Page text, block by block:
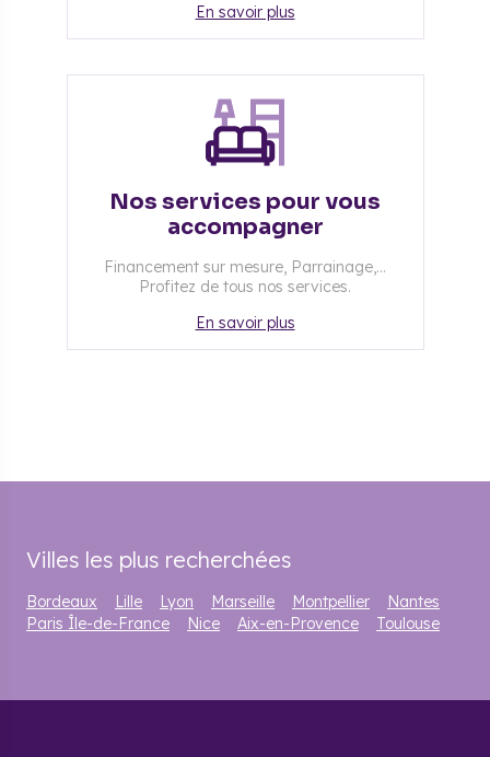
En savoir plus
Nos services pour vous
accompagner
Financement sur mesure, Parrainage,...
Profitez de tous nos services.
En savoir plus
Villes les plus recherchées
Bordeaux Lille Lyon Marseille Montpellier
Nantes
Paris Île-de-France
Nice Aix-en-Provence Toulouse